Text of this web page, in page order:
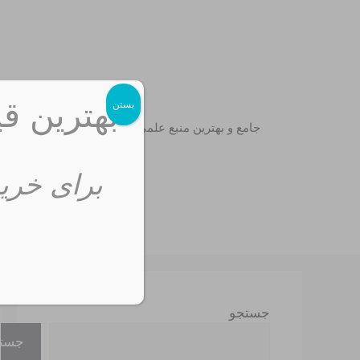
جامع و بهترین منبع علمی
جستجو
بهترین
برای
بستن